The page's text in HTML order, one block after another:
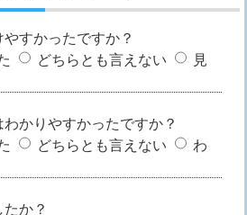
すかったですか？
どちらとも言えない
見
かりやすかったですか？
どちらとも言えない
わ
か？